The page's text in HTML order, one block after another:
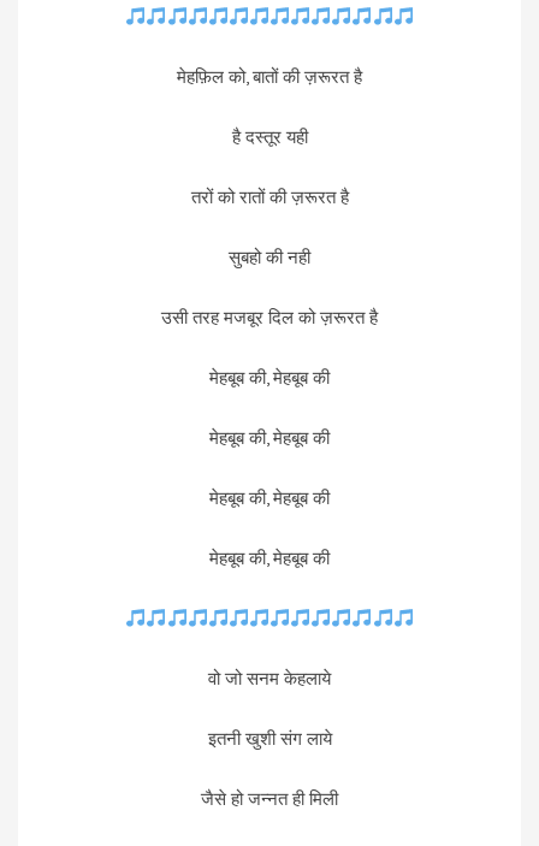
मेहफ़िल को, बातों की ज़रूरत है
है दस्तूर यही
तरों को रातों की ज़रूरत है
सुबहो की नही
उसी तरह मजबूर दिल को ज़रूरत है
मेहबूब की, मेहबूब की
मेहबूब की, मेहबूब की
मेहबूब की, मेहबूब की
मेहबूब की, मेहबूब की
वो जो सनम केहलाये
इतनी खुशी संग लाये
जैसे हो जन्नत ही मिली